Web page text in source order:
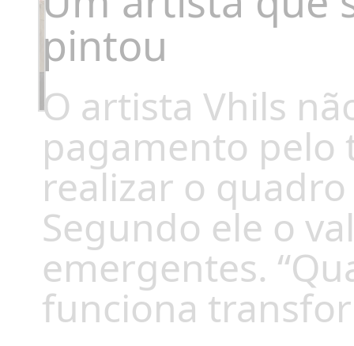
pintou
O artista Vhils
pagamento
realizar o
Segundo ele o
emergentes.
funciona